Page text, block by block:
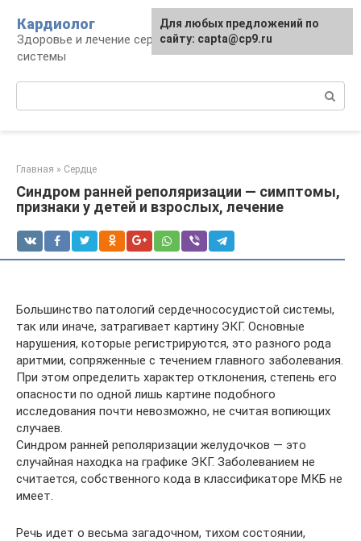
контенту
Кардиолог
Здоровье и лечение сердечно-сосудистой
системы
Главная » Сердце
Синдром ранней реполяризации — симптомы,
признаки у детей и взрослых, лечение
Большинство патологий сердечнососудистой системы,
так или иначе, затрагивает картину ЭКГ. Основные
нарушения, которые регистрируются, это разного рода
аритмии, сопряженные с течением главного заболевания.
При этом определить характер отклонения, степень его
опасности по одной лишь картине подобного
исследования почти невозможно, не считая вопиющих
случаев.
Синдром ранней реполяризации желудочков — это
случайная находка на графике ЭКГ. Заболеванием не
считается, собственного кода в классификаторе МКБ не
имеет.
Речь идет о весьма загадочном, тихом состоянии,
Для любых предложений по
сайту: capta@cp9.ru